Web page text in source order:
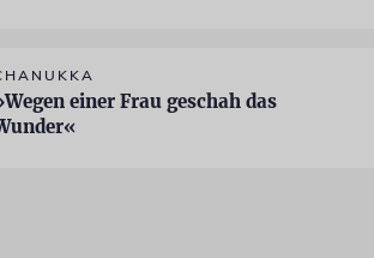
einer Frau geschah das